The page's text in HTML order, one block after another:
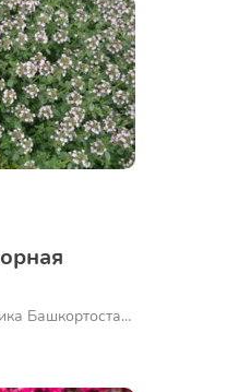
Башкортостан,